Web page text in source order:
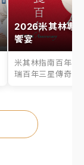
2026米其林專
饗宴
米其林指南百年之
瑞百年三星傳奇、